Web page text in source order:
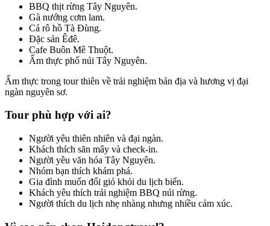
BBQ thịt rừng Tây Nguyên.
Gà nướng cơm lam.
Cá rô hồ Tà Đùng.
Đặc sản Êđê.
Cafe Buôn Mê Thuột.
Ẩm thực phố núi Tây Nguyên.
Ẩm thực trong tour thiên về trải nghiệm bản địa và hương vị đại
ngàn nguyên sơ.
Tour phù hợp với ai?
Người yêu thiên nhiên và đại ngàn.
Khách thích săn mây và check-in.
Người yêu văn hóa Tây Nguyên.
Nhóm bạn thích khám phá.
Gia đình muốn đổi gió khỏi du lịch biển.
Khách yêu thích trải nghiệm BBQ núi rừng.
Người thích du lịch nhẹ nhàng nhưng nhiều cảm xúc.